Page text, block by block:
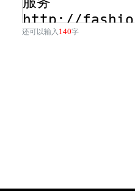
还可以输入 140字